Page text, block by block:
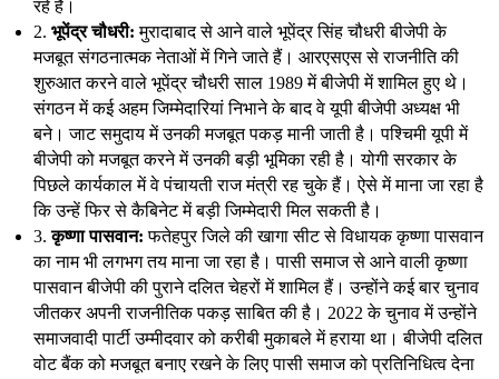
रहे हैं।
2. भूपेंद्र चौधरी: मुरादाबाद से आने वाले भूपेंद्र सिंह चौधरी बीजेपी के
मजबूत संगठनात्मक नेताओं में गिने जाते हैं। आरएसएस से राजनीति की
शुरुआत करने वाले भूपेंद्र चौधरी साल 1989 में बीजेपी में शामिल हुए थे।
संगठन में कई अहम जिम्मेदारियां निभाने के बाद वे यूपी बीजेपी अध्यक्ष भी
बने। जाट समुदाय में उनकी मजबूत पकड़ मानी जाती है। पश्चिमी यूपी में
बीजेपी को मजबूत करने में उनकी बड़ी भूमिका रही है। योगी सरकार के
पिछले कार्यकाल में वे पंचायती राज मंत्री रह चुके हैं। ऐसे में माना जा रहा है
कि उन्हें फिर से कैबिनेट में बड़ी जिम्मेदारी मिल सकती है।
3.कृष्णा पासवान: फतेहपुर जिले की खागा सीट से विधायक कृष्णा पासवान
का नाम भी लगभग तय माना जा रहा है। पासी समाज से आने वाली कृष्णा
पासवान बीजेपी की पुराने दलित चेहरों में शामिल हैं। उन्होंने कई बार चुनाव
जीतकर अपनी राजनीतिक पकड़ साबित की है। 2022 के चुनाव में उन्होंने
समाजवादी पार्टी उम्मीदवार को करीबी मुकाबले में हराया था। बीजेपी दलित
वोट बैंक को मजबूत बनाए रखने के लिए पासी समाज को प्रतिनिधित्व देना